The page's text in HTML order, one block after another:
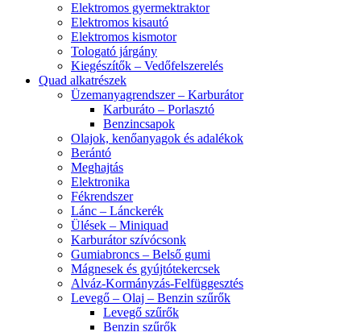
Elektromos gyermektraktor
Elektromos kisautó
Elektromos kismotor
Tologató járgány
Kiegészítők – Vedőfelszerelés
Quad alkatrészek
Üzemanyagrendszer – Karburátor
Karburáto – Porlasztó
Benzincsapok
Olajok, kenőanyagok és adalékok
Berántó
Meghajtás
Elektronika
Fékrendszer
Lánc – Lánckerék
Ülések – Miniquad
Karburátor szívócsonk
Gumiabroncs – Belső gumi
Mágnesek és gyújtótekercsek
Alváz-Kormányzás-Felfüggesztés
Levegő – Olaj – Benzin szűrők
Levegő szűrők
Benzin szűrők